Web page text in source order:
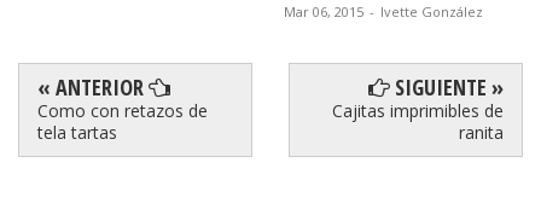
Mar 06, 2015 - Ivette González
« ANTERIOR
Como con retazos de
tela tartas
SIGUIENTE »
Cajitas imprimibles de
ranita